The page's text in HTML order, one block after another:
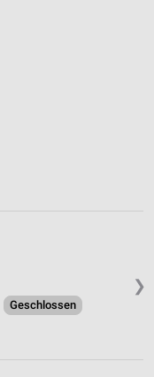
❯
Geschlossen